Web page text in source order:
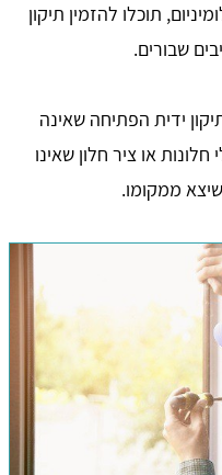
תוכלו להזמין תיקון
שבורים.
ידית הפתיחה שאינה
או ציר חלון שאינו
שיצא ממקומו.